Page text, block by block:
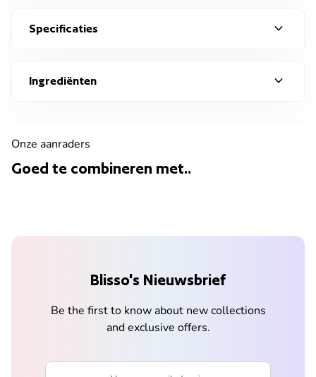
Specificaties expand_more
Ingrediënten expand_more
Onze aanraders
Goed te combineren met..
Blisso's Nieuwsbrief
Be the first to know about new collections
and exclusive offers.